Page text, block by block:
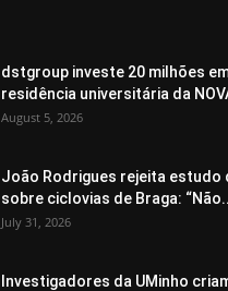
dstgroup investe 20 milhões
residência universitária da
August 5, 2026
João Rodrigues rejeita estudo
sobre ciclovias de Braga:
July 31, 2026
Investigadores da UMinho